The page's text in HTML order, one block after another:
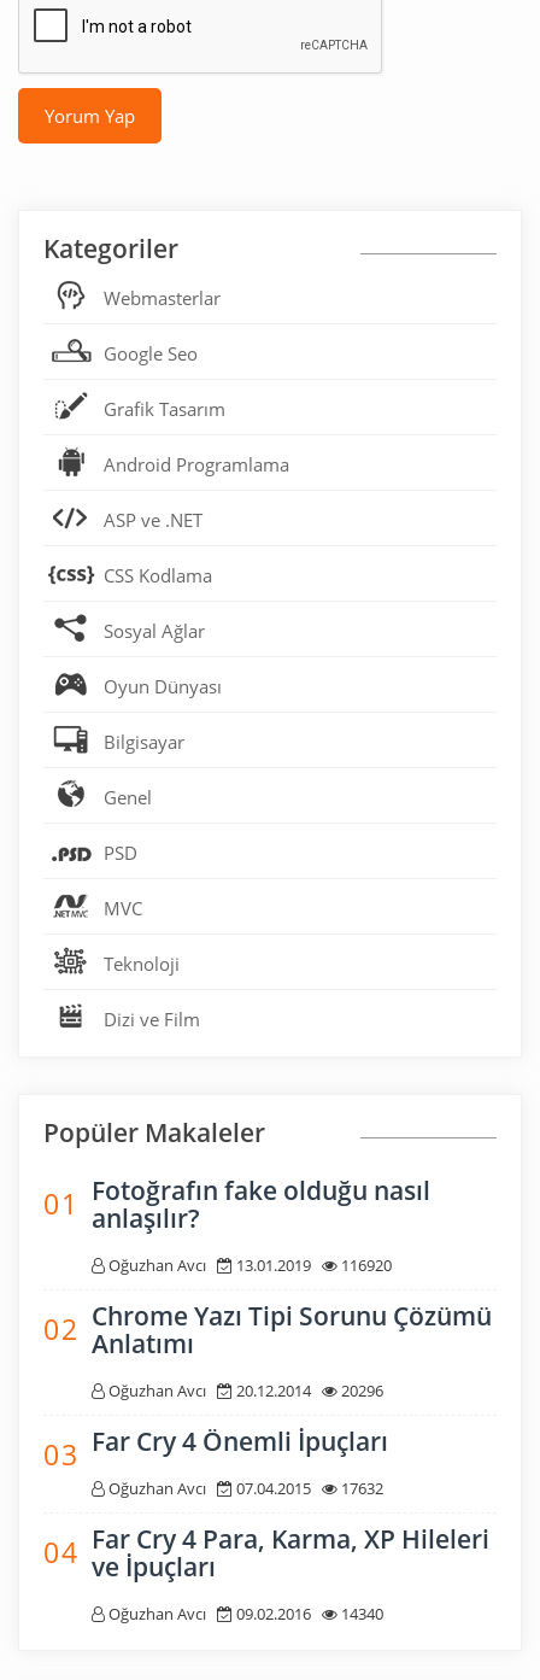
Yorum Yap
Kategoriler
Webmasterlar
Google Seo
Grafik Tasarım
Android Programlama
ASP ve .NET
CSS Kodlama
Sosyal Ağlar
Oyun Dünyası
Bilgisayar
Genel
PSD
MVC
Teknoloji
Dizi ve Film
Popüler Makaleler
0 1
Fotoğrafın fake olduğu nasıl
anlaşılır?
Oğuzhan Avcı 13.01.2019 116920
0 2 Chrome Yazı Tipi Sorunu Çözümü
Anlatımı
Oğuzhan Avcı 20.12.2014 20296
0 3 Far Cry 4 Önemli İpuçları
Oğuzhan Avcı 07.04.2015 17632
0 4 Far Cry 4 Para, Karma, XP Hileleri
ve İpuçları
Oğuzhan Avcı 09.02.2016 14340